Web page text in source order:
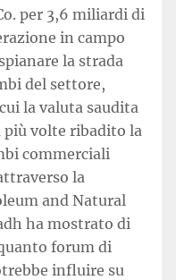
per 3,6 miliardi di
in campo
la strada
del settore,
la valuta saudita
più volte ribadito la
commerciali
la
and Natural
ha mostrato di
forum di
influire su